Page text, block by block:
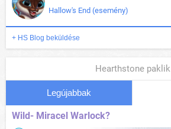
Hallow's End (esemény)
+ HS Blog beküldése
Hearthstone paklik
Legújabbak
Wild- Miracel Warlock?